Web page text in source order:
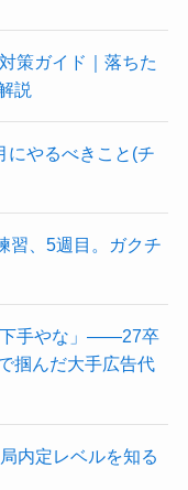
策ガイド｜落ちた
説
にやるべきこと(チ
習、5週目。ガクチ
下手やな」——27卒
掴んだ大手広告代
内定レベルを知る